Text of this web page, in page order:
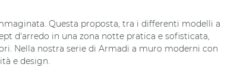
Questa proposta, tra i differenti modelli a
d'arredo in una zona notte pratica e sofisticata,
Nella nostra serie di Armadi a muro moderni con
e design.